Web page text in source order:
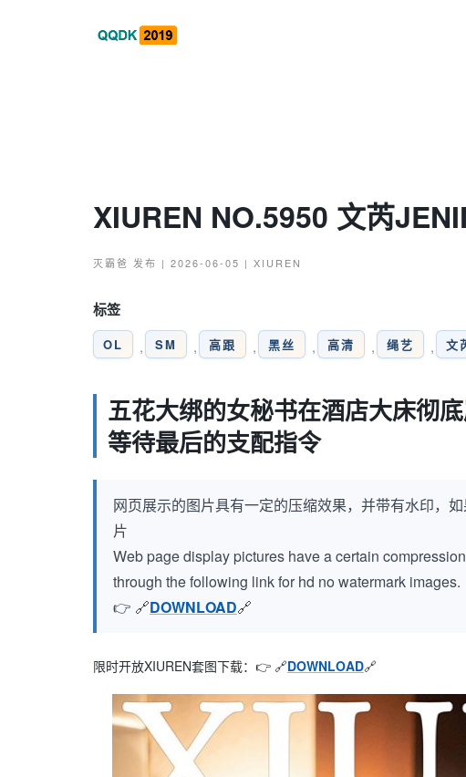
XIUREN NO.5950 文芮
灭霸爸 发布 | 2026-06-05 | XIUREN
标签
OL , SM , 高跟 , 黑丝 , 高清 , 绳艺 , 文
五花大绑的女秘书在酒店大床彻
等待最后的支配指令
网页展示的图片具有一定的压缩效果，并带有水印，
片
Web page display pictures have a certain
through the following link for hd no watermark images.
👉 🔗DOWNLOAD🔗
限时开放XIUREN套图下载：👉 🔗DOWNLOAD🔗